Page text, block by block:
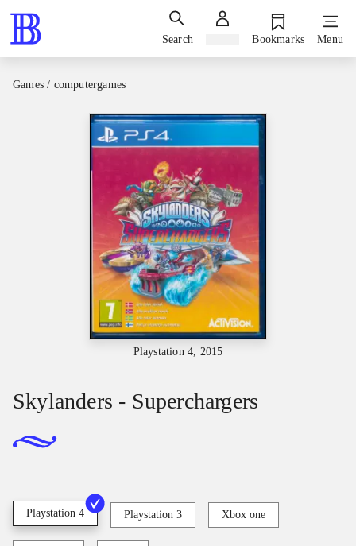
Search Bookmarks Menu
Games / computergames
Playstation 4, 2015
Skylanders - Superchargers
Playstation 4 Playstation 3 Xbox one